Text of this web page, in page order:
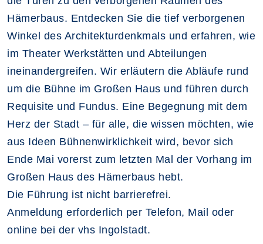
Hämerbaus. Entdecken Sie die tief verborgenen
Winkel des Architekturdenkmals und erfahren, wie
im Theater Werkstätten und Abteilungen
ineinandergreifen. Wir erläutern die Abläufe rund
um die Bühne im Großen Haus und führen durch
Requisite und Fundus. Eine Begegnung mit dem
Herz der Stadt – für alle, die wissen möchten, wie
aus Ideen Bühnenwirklichkeit wird, bevor sich
Ende Mai vorerst zum letzten Mal der Vorhang im
Großen Haus des Hämerbaus hebt.
Die Führung ist nicht barrierefrei.
Anmeldung erforderlich per Telefon, Mail oder
online bei der vhs Ingolstadt.